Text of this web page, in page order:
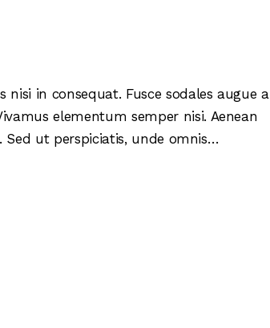
in consequat. Fusce sodales augue a
elementum semper nisi. Aenean
Sed ut perspiciatis, unde omnis…